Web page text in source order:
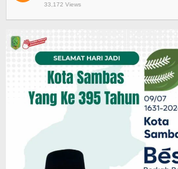
33,172 Views